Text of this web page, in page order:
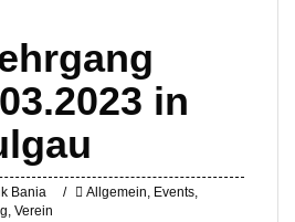
in
Bania Allgemein, Events,
, Verein